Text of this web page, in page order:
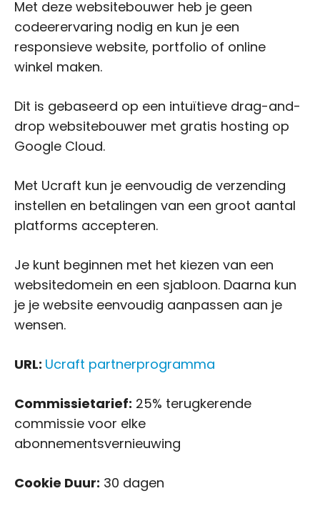
Met deze websitebouwer heb je geen
codeerervaring nodig en kun je een
responsieve website, portfolio of online
winkel maken.
Dit is gebaseerd op een intuïtieve drag-and-
drop websitebouwer met gratis hosting op
Google Cloud.
Met Ucraft kun je eenvoudig de verzending
instellen en betalingen van een groot aantal
platforms accepteren.
Je kunt beginnen met het kiezen van een
websitedomein en een sjabloon. Daarna kun
je je website eenvoudig aanpassen aan je
wensen.
URL: Ucraft partnerprogramma
Commissietarief: 25% terugkerende
commissie voor elke
abonnementsvernieuwing
Cookie Duur: 30 dagen